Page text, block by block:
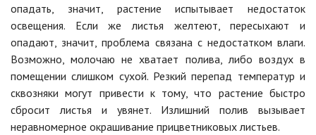
опадать, значит, растение испытывает недостаток
освещения. Если же листья желтеют, пересыхают и
опадают, значит, проблема связана с недостатком влаги.
Возможно, молочаю не хватает полива, либо воздух в
помещении слишком сухой. Резкий перепад температур и
сквозняки могут привести к тому, что растение быстро
сбросит листья и увянет. Излишний полив вызывает
неравномерное окрашивание прицветниковых листьев.